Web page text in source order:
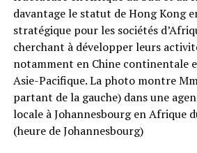
davantage le statut de Hong Kong
stratégique pour les sociétés
cherchant à développer leurs
notamment en Chine continentale
Asie-Pacifique. La photo montre
partant de la gauche) dans une
locale à Johannesbourg en Afrique
(heure de Johannesbourg)